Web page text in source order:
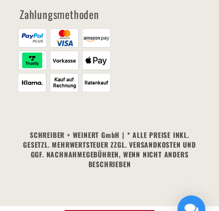
Zahlungsmethoden
SCHREIBER + WEINERT GmbH | * ALLE PREISE INKL.
GESETZL. MEHRWERTSTEUER ZZGL. VERSANDKOSTEN UND
GGF. NACHNAHMEGEBÜHREN, WENN NICHT ANDERS
BESCHRIEBEN